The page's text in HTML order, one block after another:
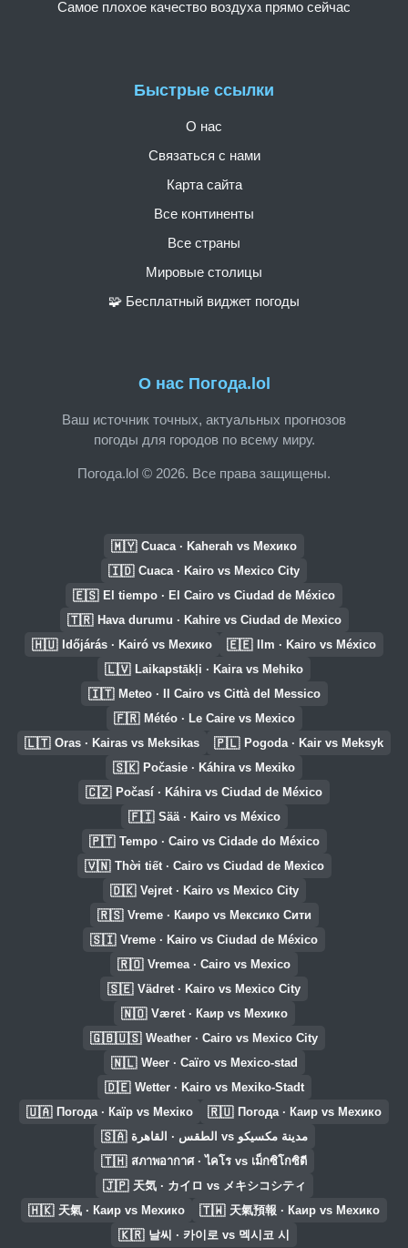
О нас Погода.lol
Ваш источник точных, актуальных прогнозов
погоды для городов по всему миру.
Погода.lol © 2026. Все права защищены.
Быстрые ссылки
О нас
Связаться с нами
Карта сайта
Все континенты
Все страны
Мировые столицы
🧩 Бесплатный виджет погоды
Самое плохое качество воздуха прямо сейчас
🇲🇾 Cuaca · Kaherah vs Мехико
🇮🇩 Cuaca · Kairo vs Mexico City
🇪🇸 El tiempo · El Cairo vs Ciudad de México
🇹🇷 Hava durumu · Kahire vs Ciudad de Mexico
🇭🇺 Időjárás · Kairó vs Мехико 🇪🇪 Ilm · Kairo vs México
🇱🇻 Laikapstākļi · Kaira vs Mehiko
🇮🇹 Meteo · Il Cairo vs Città del Messico
🇫🇷 Météo · Le Caire vs Mexico
🇱🇹 Oras · Kairas vs Meksikas 🇵🇱 Pogoda · Kair vs Meksyk
🇸🇰 Počasie · Káhira vs Mexiko
🇨🇿 Počasí · Káhira vs Ciudad de México
🇫🇮 Sää · Kairo vs México
🇵🇹 Tempo · Cairo vs Cidade do México
🇻🇳 Thời tiết · Cairo vs Ciudad de Mexico
🇩🇰 Vejret · Kairo vs Mexico City
🇷🇸 Vreme · Каиро vs Мексико Сити
🇸🇮 Vreme · Kairo vs Ciudad de México
🇷🇴 Vremea · Cairo vs Mexico
🇸🇪 Vädret · Kairo vs Mexico City
🇳🇴 Været · Каир vs Мехико
🇬🇧🇺🇸 Weather · Cairo vs Mexico City
🇳🇱 Weer · Caïro vs Mexico-stad
🇩🇪 Wetter · Kairo vs Mexiko-Stadt
🇺🇦 Погода · Каїр vs Мехіко 🇷🇺 Погода · Каир vs Мехико
🇸🇦 الطقس · القاهرة vs مدينة مكسيكو
🇹🇭 สภาพอากาศ · ไคโร vs เม็กซิโกซิตี
🇯🇵 天気 · カイロ vs メキシコシティ
🇭🇰 天氣 · Каир vs Мехико 🇹🇼 天氣預報 · Каир vs Мехико
🇰🇷 날씨 · 카이로 vs 멕시코 시